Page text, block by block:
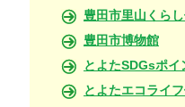
豊田市里山くら
豊田市博物館
とよたSDGsポイ
とよたエコライ